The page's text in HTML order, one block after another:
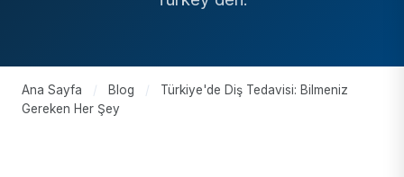
Ana Sayfa / Blog /
Türkiye'de Diş Tedavisi: Bilmeniz
Gereken Her Şey